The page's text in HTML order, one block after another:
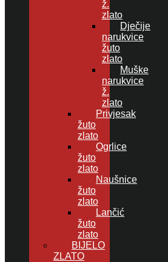
ž.
zlato
Dječije
narukvice
žuto
zlato
Muške
narukvice
ž.
zlato
Privjesak
žuto
zlato
Ogrlice
žuto
zlato
Naušnice
žuto
zlato
Lančić
žuto
zlato
BIJELO
ZLATO